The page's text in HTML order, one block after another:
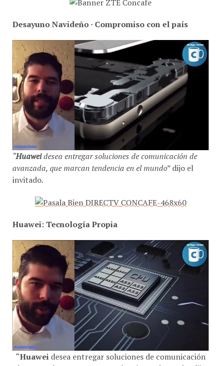
Desayuno Navideño · Compromiso con el país
“Huaweidesea entregar soluciones de comunicación de
avanzada, que marcan tendencia en el mundo” dijo el
invitado.
Huawei: Tecnología Propia
“Huawei desea entregar soluciones de comunicación